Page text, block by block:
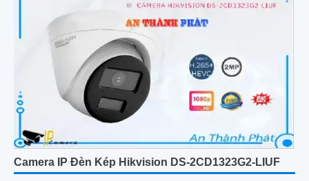
Camera IP Đèn Kép Hikvision DS-2CD1323G2-LIUF